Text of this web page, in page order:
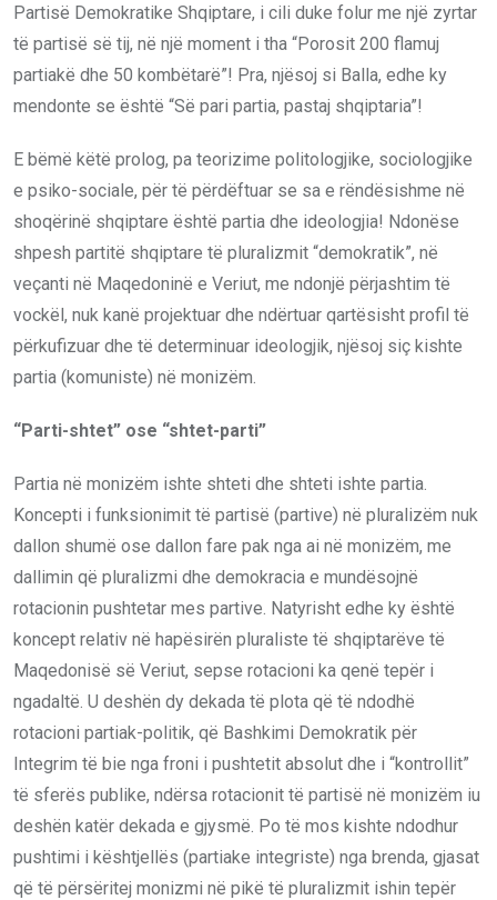
Partisë Demokratike Shqiptare, i cili duke folur me një zyrtar
të partisë së tij, në një moment i tha “Porosit 200 flamuj
partiakë dhe 50 kombëtarë”! Pra, njësoj si Balla, edhe ky
mendonte se është “Së pari partia, pastaj shqiptaria”!
E bëmë këtë prolog, pa teorizime politologjike, sociologjike
e psiko-sociale, për të përdëftuar se sa e rëndësishme në
shoqërinë shqiptare është partia dhe ideologjia! Ndonëse
shpesh partitë shqiptare të pluralizmit “demokratik”, në
veçanti në Maqedoninë e Veriut, me ndonjë përjashtim të
vockël, nuk kanë projektuar dhe ndërtuar qartësisht profil të
përkufizuar dhe të determinuar ideologjik, njësoj siç kishte
partia (komuniste) në monizëm.
“Parti-shtet” ose “shtet-parti”
Partia në monizëm ishte shteti dhe shteti ishte partia.
Koncepti i funksionimit të partisë (partive) në pluralizëm nuk
dallon shumë ose dallon fare pak nga ai në monizëm, me
dallimin që pluralizmi dhe demokracia e mundësojnë
rotacionin pushtetar mes partive. Natyrisht edhe ky është
koncept relativ në hapësirën pluraliste të shqiptarëve të
Maqedonisë së Veriut, sepse rotacioni ka qenë tepër i
ngadaltë. U deshën dy dekada të plota që të ndodhë
rotacioni partiak-politik, që Bashkimi Demokratik për
Integrim të bie nga froni i pushtetit absolut dhe i “kontrollit”
të sferës publike, ndërsa rotacionit të partisë në monizëm iu
deshën katër dekada e gjysmë. Po të mos kishte ndodhur
pushtimi i kështjellës (partiake integriste) nga brenda, gjasat
që të përsëritej monizmi në pikë të pluralizmit ishin tepër